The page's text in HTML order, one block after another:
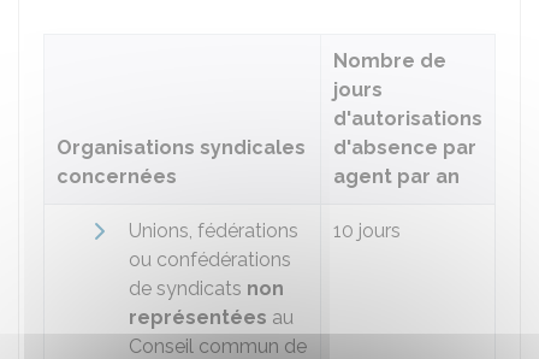
Organisations syndicales
concernées
Nombre de
jours
d'autorisations
d'absence par
agent par an
Unions, fédérations
ou confédérations
de syndicats non
représentées au
Conseil commun de
10 jours